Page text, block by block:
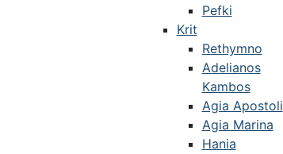
Pefki
Krit
Rethymno
Adelianos
Kambos
Agia Apostoli
Agia Marina
Hania